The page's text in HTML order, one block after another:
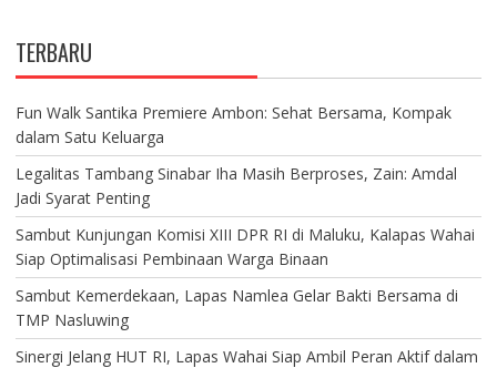
TERBARU
Fun Walk Santika Premiere Ambon: Sehat Bersama, Kompak
dalam Satu Keluarga
Legalitas Tambang Sinabar Iha Masih Berproses, Zain: Amdal
Jadi Syarat Penting
Sambut Kunjungan Komisi XIII DPR RI di Maluku, Kalapas Wahai
Siap Optimalisasi Pembinaan Warga Binaan
Sambut Kemerdekaan, Lapas Namlea Gelar Bakti Bersama di
TMP Nasluwing
Sinergi Jelang HUT RI, Lapas Wahai Siap Ambil Peran Aktif dalam